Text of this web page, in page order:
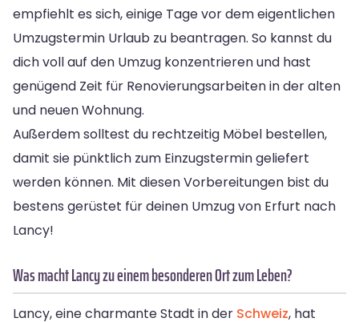
empfiehlt es sich, einige Tage vor dem eigentlichen
Umzugstermin Urlaub zu beantragen. So kannst du
dich voll auf den Umzug konzentrieren und hast
genügend Zeit für Renovierungsarbeiten in der alten
und neuen Wohnung.
Außerdem solltest du rechtzeitig Möbel bestellen,
damit sie pünktlich zum Einzugstermin geliefert
werden können. Mit diesen Vorbereitungen bist du
bestens gerüstet für deinen Umzug von Erfurt nach
Lancy!
Was macht Lancy zu einem besonderen Ort zum Leben?
Lancy, eine charmante Stadt in der Schweiz, hat